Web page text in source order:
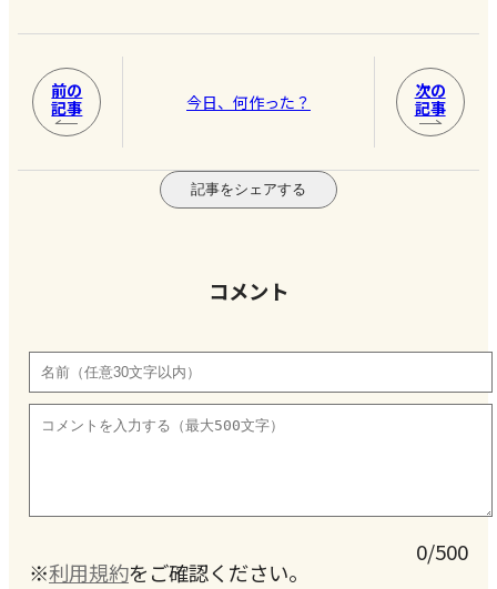
前の
記事
今日、何作った？
次の
記事
記事をシェアする
コメント
※利用規約をご確認ください。
0/500